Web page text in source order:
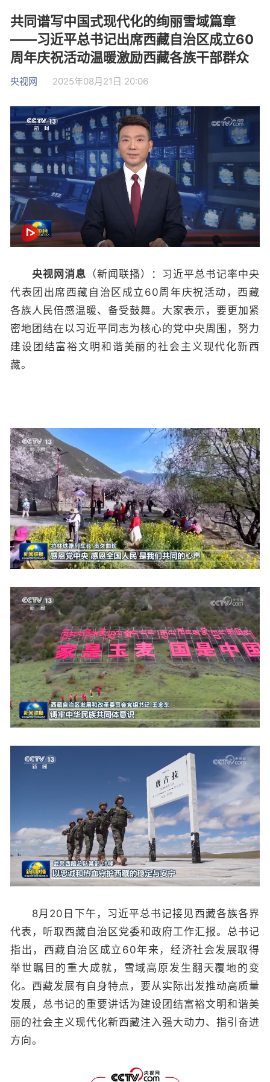
共同谱写中国式现代化的绚丽雪域篇章
——习近平总书记出席西藏自治区成立60
周年庆祝活动温暖激励西藏各族干部群众
央视网 2025年08月21日 20:06
央视网消息 （新闻联播）：习近平总书记率中央
代表团出席西藏自治区成立60周年庆祝活动，西藏
各族人民倍感温暖、备受鼓舞。大家表示，要更加紧
密地团结在以习近平同志为核心的党中央周围，努力
建设团结富裕文明和谐美丽的社会主义现代化新西
藏。
8月20日下午，习近平总书记接见西藏各族各界
代表，听取西藏自治区党委和政府工作汇报。总书记
指出，西藏自治区成立60年来，经济社会发展取得
举世瞩目的重大成就，雪域高原发生翻天覆地的变
化。西藏发展有自身特点，要从实际出发推动高质量
发展，总书记的重要讲话为建设团结富裕文明和谐美
丽的社会主义现代化新西藏注入强大动力、指引奋进
方向。